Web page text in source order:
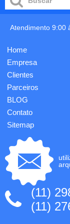
Atendimento 9:00
Home
Empresa
Clientes
Parceiros
BLOG
Contato
Sitemap
(11)
(11)